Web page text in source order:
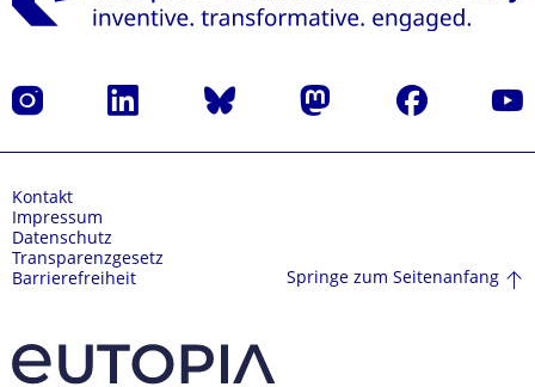
Instagram LinkedIn Bluesky Mastodon Facebook
Kontakt
Impressum
Datenschutz
Transparenzgesetz
Barrierefreiheit
Springe zum Seitenanfang